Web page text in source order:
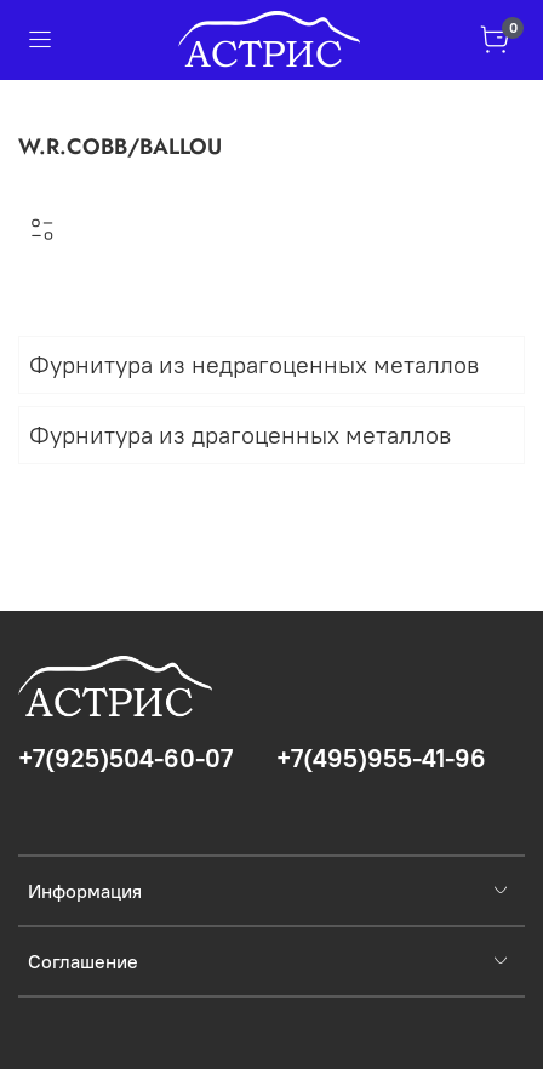
0
W.R.COBB/BALLOU
Фурнитура из недрагоценных металлов
Фурнитура из драгоценных металлов
Информация
Соглашение
+7(925)504-60-07 +7(495)955-41-96